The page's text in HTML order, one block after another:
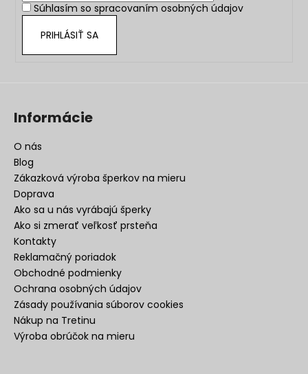
Súhlasím so spracovaním osobných údajov
PRIHLÁSIŤ SA
Informácie
O nás
Blog
Zákazková výroba šperkov na mieru
Doprava
Ako sa u nás vyrábajú šperky
Ako si zmerať veľkosť prsteňa
Kontakty
Reklamačný poriadok
Obchodné podmienky
Ochrana osobných údajov
Zásady používania súborov cookies
Nákup na Tretinu
Výroba obrúčok na mieru